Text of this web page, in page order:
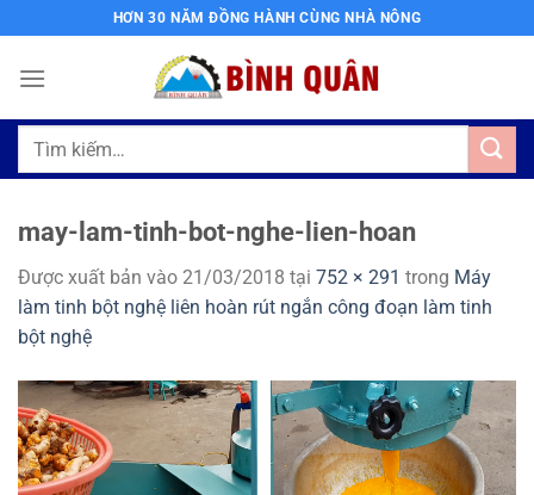
qua
nội
HƠN 30 NĂM ĐỒNG HÀNH CÙNG NHÀ NÔNG
Tìm
may-lam-tinh-bot-nghe-lien-hoan
Được xuất bản vào 21/03/2018 tại 752 × 291 trong Máy
làm tinh bột nghệ liên hoàn rút ngắn công đoạn làm tinh
bột nghệ